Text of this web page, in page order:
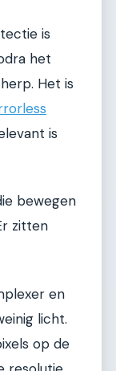
is
het
Het is
is
bewegen
zitten
en
licht.
op de